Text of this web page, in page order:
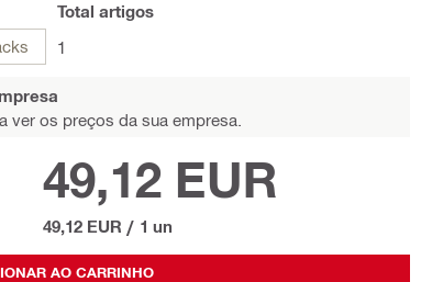
Total artigos
1
ver os preços da sua empresa.
49,12 EUR
49,12 EUR / 1 un
AO CARRINHO